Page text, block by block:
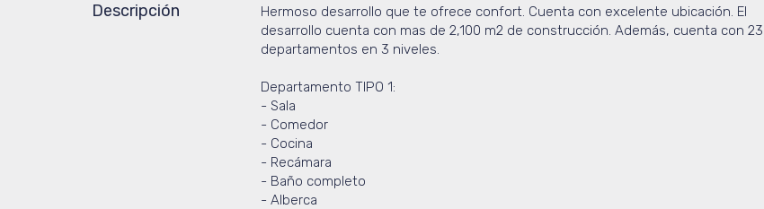
Descripción
Hermoso desarrollo que te ofrece confort. Cuenta con excelente ubicación. El
desarrollo cuenta con mas de 2,100 m2 de construcción. Además, cuenta con 23
departamentos en 3 niveles.
Departamento TIPO 1:
- Sala
- Comedor
- Cocina
- Recámara
- Baño completo
- Alberca